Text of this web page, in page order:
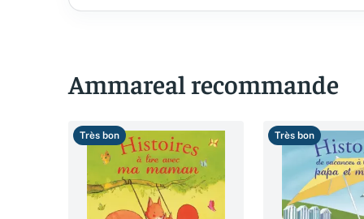
Ammareal recommande
Très bon Très bon